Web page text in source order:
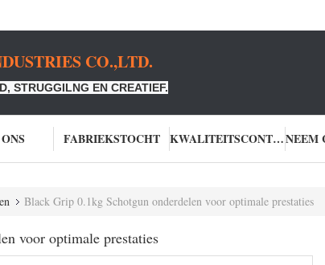
CO.,LTD.
STRUGGILNG EN CREATIEF.
FABRIEKSTOCHT KWALITEITSCONTROLE
Black Grip 0.1kg Schotgun onderdelen voor optimale prestaties
voor optimale prestaties